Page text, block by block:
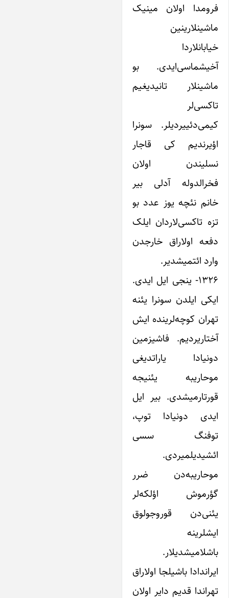
فرومدا اولان مینیک
ماشینلارینین
خیابانلاردا
آخیشماسی‌ایدی. بو
ماشینلار تانیدیغیم
تاکسی‌لر
کیمی‌دئییردیلر. سونرا
اؤیرندیم کی قاجار
نسلیندن اولان
فخرالدوله آدلی بیر
خانم نئچه یوز عدد بو
تزه تاکسی‌لاردان ایلک
دفعه اولاراق خارجدن
وارد ائتمیشدیر.
۱۳۲۶- ینجی ایل ایدی.
ایکی ایلدن سونرا یئنه
تهران کوچه‌لرینده ایش
آختاریردیم. فاشیزمین
دونیادا یاراتدیغی
موحاریبه یئنیجه
قورتارمیشدی. بیر ایل
ایدی دونیادا توپ،
توفنگ سسی
ائشیدیلمیردی.
موحاریبه‌دن ضرر
گؤرموش اؤلکه‌لر
یئنی‌دن قوروجولوق
ایشلرینه
باشلامیشدیلار.
ایراندادا باشیلجا اولاراق
تهراندا قدیم دایر اولان